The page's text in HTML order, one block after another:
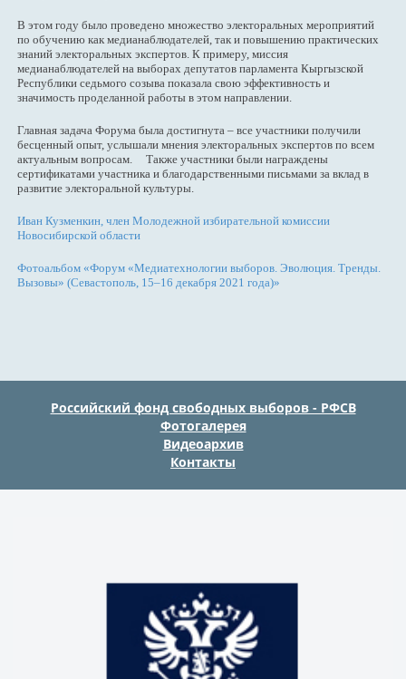
В этом году было проведено множество электоральных мероприятий
по обучению как медианаблюдателей, так и повышению практических
знаний электоральных экспертов. К примеру, миссия
медианаблюдателей на выборах депутатов парламента Кыргызской
Республики седьмого созыва показала свою эффективность и
значимость проделанной работы в этом направлении.
Главная задача Форума была достигнута – все участники получили
бесценный опыт, услышали мнения электоральных экспертов по всем
актуальным вопросам. Также участники были награждены
сертификатами участника и благодарственными письмами за вклад в
развитие электоральной культуры.
Иван Кузменкин, член Молодежной избирательной комиссии
Новосибирской области
Фотоальбом «Форум «Медиатехнологии выборов. Эволюция. Тренды.
Вызовы» (Севастополь, 15–16 декабря 2021 года)»
Российский фонд свободных выборов - РФСВ
Фотогалерея
Видеоархив
Контакты